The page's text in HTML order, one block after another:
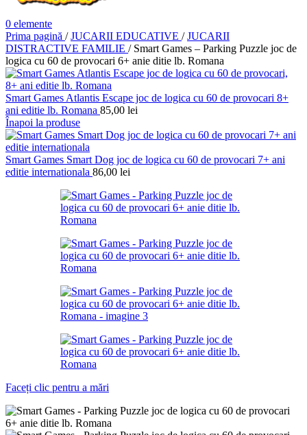
0 elemente
Prima pagină / JUCARII EDUCATIVE / JUCARII
DISTRACTIVE FAMILIE / Smart Games – Parking Puzzle joc de
logica cu 60 de provocari 6+ anie ditie lb. Romana
Smart Games Atlantis Escape joc de logica cu 60 de provocari 8+
ani editie lb. Romana 85,00 lei
Înapoi la produse
Smart Games Smart Dog joc de logica cu 60 de provocari 7+ ani
editie internationala 86,00 lei
Faceți clic pentru a mări